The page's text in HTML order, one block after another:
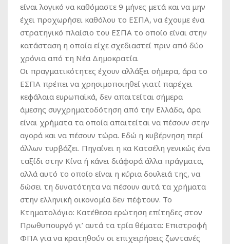
είναι λογικό να καθόμαστε 9 μήνες μετά και να μην
έχει προχωρήσει καθόλου το ΕΣΠΑ, να έχουμε ένα
στρατηγικό πλαίσιο του ΕΣΠΑ το οποίο είναι στην
κατάσταση η οποία είχε σχεδιαστεί πριν από δύο
χρόνια από τη Νέα Δημοκρατία.
Οι πραγματικότητες έχουν αλλάξει σήμερα, άρα το
ΕΣΠΑ πρέπει να χρησιμοποιηθεί γιατί παρέχει
κεφάλαια ευρωπαϊκά, δεν απαιτείται σήμερα
άμεσης συγχρηματοδότηση από την Ελλάδα, άρα
είναι χρήματα τα οποία απαιτείται να πέσουν στην
αγορά και να πέσουν τώρα. Εδώ η κυβέρνηση περί
άλλων τυρβάζει. Πηγαίνει η κα Κατσέλη γενικώς ένα
ταξίδι στην Κίνα ή κάνει διάφορά άλλα πράγματα,
αλλά αυτό το οποίο είναι η κύρια δουλειά της, να
δώσει τη δυνατότητα να πέσουν αυτά τα χρήματα
στην ελληνική οικονομία δεν πέφτουν. Το
Κτηματολόγιο: Κατέθεσα ερώτηση επίτηδες στον
Πρωθυπουργό γι’ αυτά τα τρία θέματα: Επιστροφή
ΦΠΑ για να κρατηθούν οι επιχειρήσεις ζωντανές